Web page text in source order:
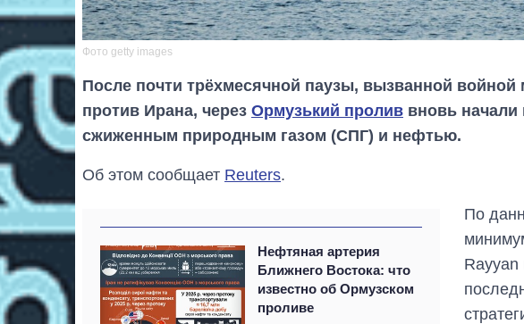
Фото getty images
После почти трёхмесячной паузы, вызванной
против Ирана, через Ормузький пролив вновь начали
сжиженным природным газом (СПГ) и нефтью.
Об этом сообщает Reuters.
Нефтяная артерия
Ближнего Востока: что
известно об Ормузском
проливе
По
Rayyan